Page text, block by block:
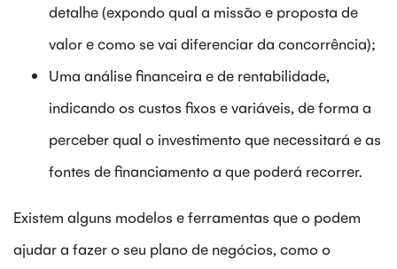
detalhe (expondo qual a missão e proposta de
valor e como se vai diferenciar da concorrência);
Uma análise financeira e de rentabilidade,
indicando os custos fixos e variáveis, de forma a
perceber qual o investimento que necessitará e as
fontes de financiamento a que poderá recorrer.
Existem alguns modelos e ferramentas que o podem
ajudar a fazer o seu plano de negócios, como o